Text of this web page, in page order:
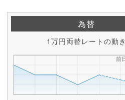
為替
1万円両替レートの動き